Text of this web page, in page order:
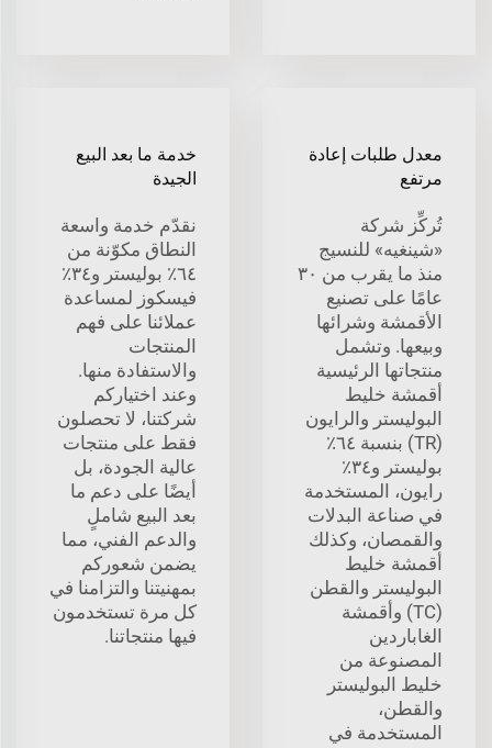
معدل طلبات إعادة
مرتفع
تُركِّز شركة
«شينغيه» للنسيج
منذ ما يقرب من ٣٠
عامًا على تصنيع
الأقمشة وشرائها
وبيعها. وتشمل
منتجاتها الرئيسية
أقمشة خليط
البوليستر والرايون
(TR) بنسبة ٦٤٪
بوليستر و٣٤٪
رايون، المستخدمة
في صناعة البدلات
والقمصان، وكذلك
أقمشة خليط
البوليستر والقطن
(TC) وأقمشة
الغاباردين
المصنوعة من
خليط البوليستر
والقطن،
المستخدمة في
خدمة ما بعد البيع
الجيدة
نقدّم خدمة واسعة
النطاق مكوّنة من
٦٤٪ بوليستر و٣٤٪
فيسكوز لمساعدة
عملائنا على فهم
المنتجات
والاستفادة منها.
وعند اختياركم
شركتنا، لا تحصلون
فقط على منتجات
عالية الجودة، بل
أيضًا على دعم ما
بعد البيع شاملٍ
والدعم الفني، مما
يضمن شعوركم
بمهنيتنا والتزامنا في
كل مرة تستخدمون
فيها منتجاتنا.